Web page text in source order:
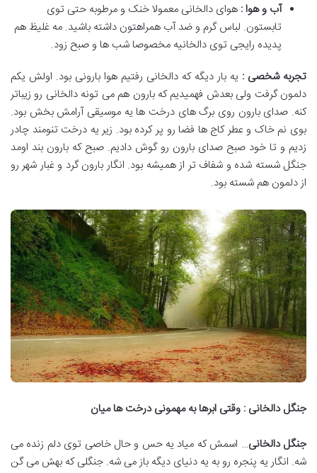
آب و هوا : هوای دالخانی معمولا خنک و مرطوبه حتی توی
تابستون. لباس گرم و ضد آب همراهتون داشته باشید. مه غلیظ هم
پدیده رایجی توی دالخانیه مخصوصا شب ها و صبح زود.
تجربه شخصی : یه بار دیگه که دالخانی رفتیم هوا بارونی بود. اولش یکم
دلمون گرفت ولی بعدش فهمیدیم که بارون هم می تونه دالخانی رو زیباتر
کنه. صدای بارون روی برگ های درخت ها یه موسیقی آرامش بخش بود.
بوی نم خاک و عطر کاج ها فضا رو پر کرده بود. زیر یه درخت تنومند چادر
زدیم و تا خود صبح صدای بارون رو گوش دادیم. صبح که بارون بند اومد
جنگل شسته شده و شفاف تر از همیشه بود. انگار بارون گرد و غبار شهر رو
از دلمون هم شسته بود.
جنگل دالخانی : وقتی ابرها به مهمونی درخت ها میان
جنگل دالخانی… اسمش که میاد یه حس و حال خاصی توی دلم زنده می
شه. انگار یه پنجره رو به یه دنیای دیگه باز می شه. جنگلی که بهش می گن